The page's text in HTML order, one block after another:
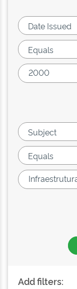
Add filters: